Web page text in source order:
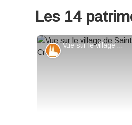
Les 14
Vue sur le village de Saint-Crépin - ©Claire-Marie Collin - CC Guillestrois-Queyras
Patrimoine et histoire